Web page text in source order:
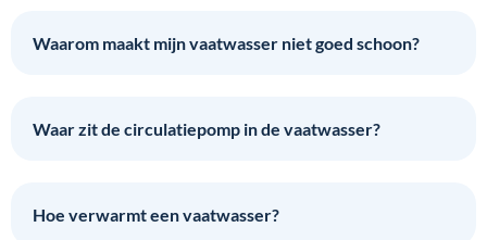
Waarom maakt mijn vaatwasser niet goed schoon?
Waar zit de circulatiepomp in de vaatwasser?
Hoe verwarmt een vaatwasser?